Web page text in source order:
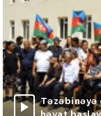
Təzəbinəyə